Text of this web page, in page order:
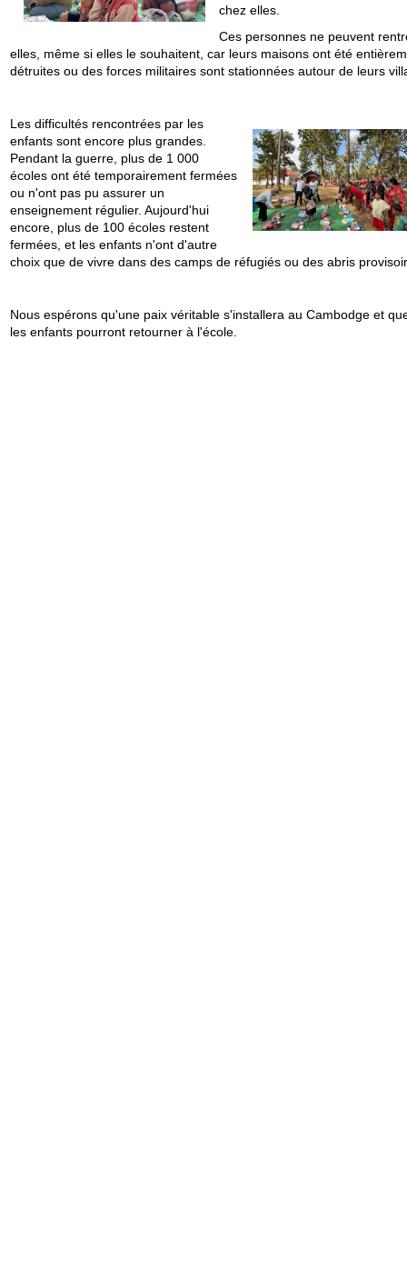
chez elles.
Ces personnes ne peuvent
elles, même si elles le souhaitent, car leurs maisons ont été
détruites ou des forces militaires sont stationnées autour de leurs
Les difficultés rencontrées par les
enfants sont encore plus grandes.
Pendant la guerre, plus de 1 000
écoles ont été temporairement fermées
ou n'ont pas pu assurer un
enseignement régulier. Aujourd'hui
encore, plus de 100 écoles restent
fermées, et les enfants n'ont d'autre
choix que de vivre dans des camps de réfugiés ou des abris
Nous espérons qu'une paix véritable s'installera au Cambodge et
les enfants pourront retourner à l'école.